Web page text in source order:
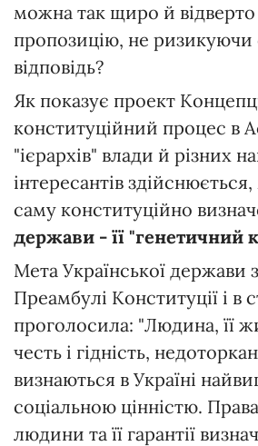
можна так щиро й відверто
пропозицію, не ризикуючи
відповідь?
Як показує проект
конституційний процес в
"ієрархів" влади й різних
інтересантів
саму конституційно
держави - її "генетичний
Мета Української держави
Преамбулі Конституції і в
проголосила: "Людина, її
честь і гідність,
визнаються в Україні
соціальною цінністю.
людини та її гарантії